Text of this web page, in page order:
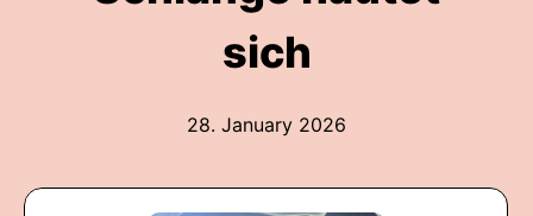
sich
28. January 2026